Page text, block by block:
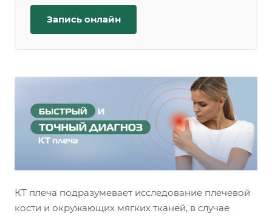
Запись онлайн
КТ плеча подразумевает исследование плечевой
кости и окружающих мягких тканей, в случае